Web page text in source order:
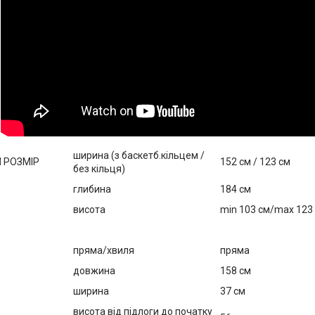
РОЗМІР
ширина (з баскетб.кільцем /
без кільця)
152 см / 123 см
глибина
184 см
висота
min 103 см/max 123
пряма/хвиля
пряма
довжина
158 см
ширина
37 см
висота від підлоги до початку